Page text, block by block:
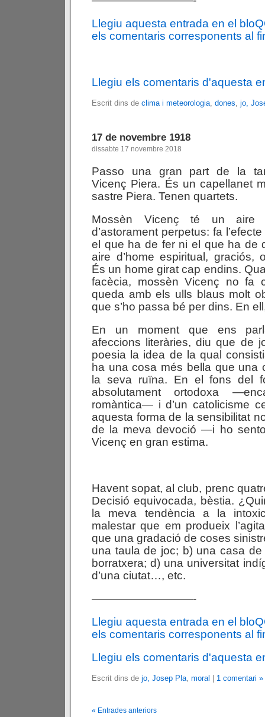
Llegiu aquesta entrada en el
els comentaris corresponents al
Llegiu els comentaris d'aquesta
Escrit dins de clima i meteorologia, dones, jo,
17 de novembre 1918
dissabte 17 novembre 2018
Passo una gran part de la
Vicenç Piera. És un capellanet
sastre Piera. Tenen quartets.
Mossèn Vicenç té un aire
d’astorament perpetus: fa
el que ha de fer ni el que ha de
aire d’home espiritual, graciós,
És un home girat cap endins.
facècia, mossèn Vicenç no fa
queda amb els ulls blaus molt
que s’ho passa bé per dins. En
En un moment que ens
afeccions literàries, diu que de
poesia la idea de la qual
ha una cosa més bella que una
la seva ruïna. En el fons del
absolutament ortodoxa
romàntica— i d’un catolicisme
aquesta forma de la sensibilitat
de la meva devoció —i ho
Vicenç en gran estima.
Havent sopat, al club, prenc
Decisió equivocada, bèstia.
la meva tendència a la
malestar que em produeix
que una gradació de coses
una taula de joc; b) una casa
borratxera; d) una universitat
d’una ciutat…, etc.
—————————-
Llegiu aquesta entrada en el
els comentaris corresponents al
Llegiu els comentaris d'aquesta
Escrit dins de jo, Josep Pla, moral 1 comentari »
« Entrades anteriors